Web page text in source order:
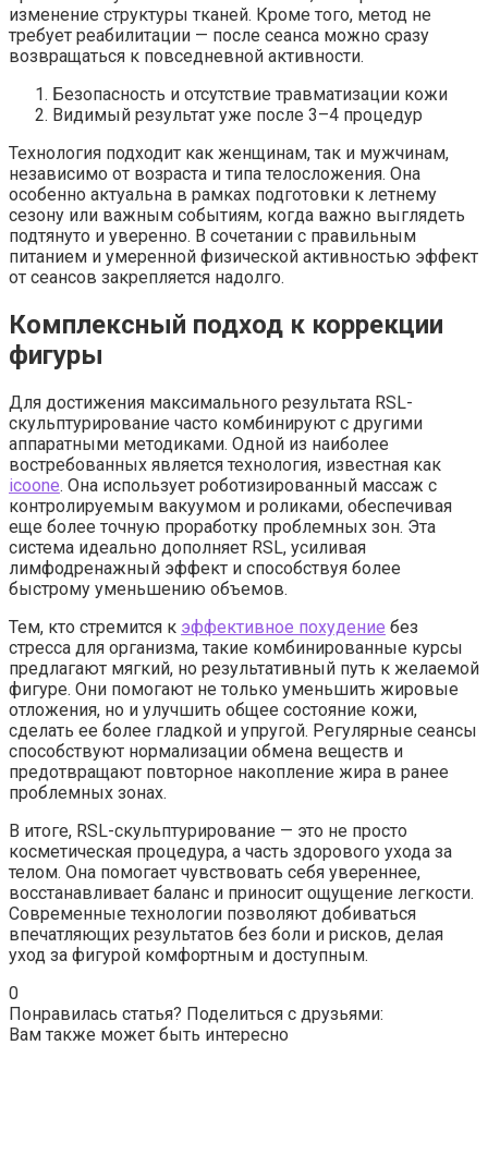
изменение структуры тканей. Кроме того, метод не
требует реабилитации — после сеанса можно сразу
возвращаться к повседневной активности.
Безопасность и отсутствие травматизации кожи
Видимый результат уже после 3–4 процедур
Технология подходит как женщинам, так и мужчинам,
независимо от возраста и типа телосложения. Она
особенно актуальна в рамках подготовки к летнему
сезону или важным событиям, когда важно выглядеть
подтянуто и уверенно. В сочетании с правильным
питанием и умеренной физической активностью эффект
от сеансов закрепляется надолго.
Комплексный подход к коррекции
фигуры
Для достижения максимального результата RSL-
скульптурирование часто комбинируют с другими
аппаратными методиками. Одной из наиболее
востребованных является технология, известная как
icoone. Она использует роботизированный массаж с
контролируемым вакуумом и роликами, обеспечивая
еще более точную проработку проблемных зон. Эта
система идеально дополняет RSL, усиливая
лимфодренажный эффект и способствуя более
быстрому уменьшению объемов.
Тем, кто стремится к эффективное похудение без
стресса для организма, такие комбинированные курсы
предлагают мягкий, но результативный путь к желаемой
фигуре. Они помогают не только уменьшить жировые
отложения, но и улучшить общее состояние кожи,
сделать ее более гладкой и упругой. Регулярные сеансы
способствуют нормализации обмена веществ и
предотвращают повторное накопление жира в ранее
проблемных зонах.
В итоге, RSL-скульптурирование — это не просто
косметическая процедура, а часть здорового ухода за
телом. Она помогает чувствовать себя увереннее,
восстанавливает баланс и приносит ощущение легкости.
Современные технологии позволяют добиваться
впечатляющих результатов без боли и рисков, делая
уход за фигурой комфортным и доступным.
0
Понравилась статья? Поделиться с друзьями:
Вам также может быть интересно